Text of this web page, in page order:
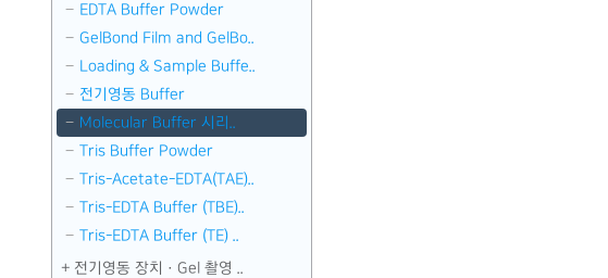
EDTA Buffer Powder
GelBond Film and GelBo..
Loading & Sample Buffe..
전기영동 Buffer
Molecular Buffer 시리..
Tris Buffer Powder
Tris-Acetate-EDTA(TAE)..
Tris-EDTA Buffer (TBE)..
Tris-EDTA Buffer (TE) ..
전기영동 장치 · Gel 촬영 ..